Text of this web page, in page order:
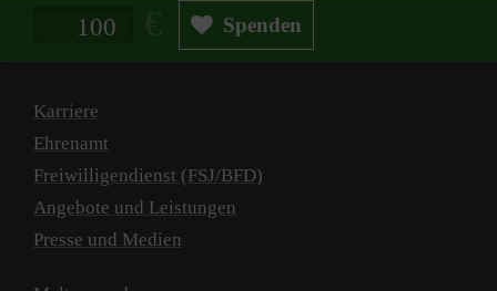
Spendenbetrag in Euro Spenden
Karriere
Ehrenamt
Freiwilligendienst (FSJ/BFD)
Angebote und Leistungen
Presse und Medien